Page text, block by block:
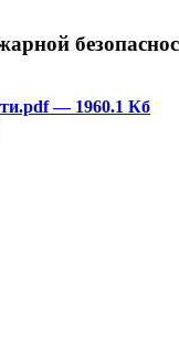
— 1960.1 Кб